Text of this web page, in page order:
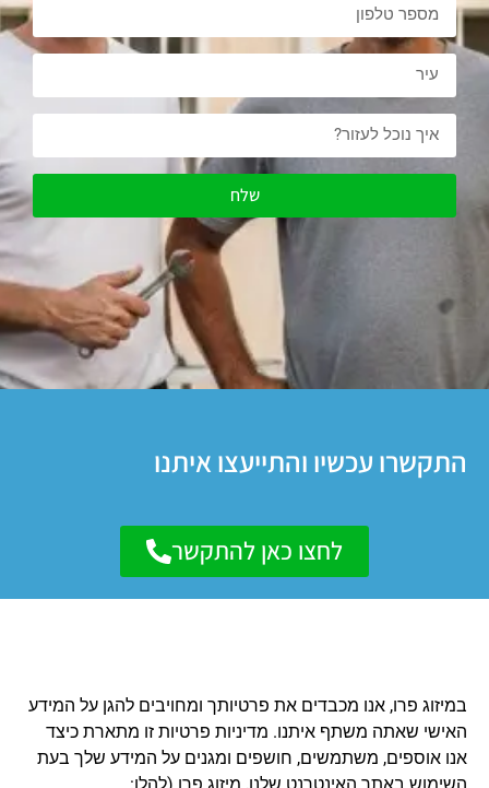
שלח
התקשרו עכשיו והתייעצו איתנו
לחצו כאן להתקשר
במיזוג פרו, אנו מכבדים את פרטיותך ומחויבים להגן על המידע
האישי שאתה משתף איתנו. מדיניות פרטיות זו מתארת כיצד
אנו אוספים, משתמשים, חושפים ומגנים על המידע שלך בעת